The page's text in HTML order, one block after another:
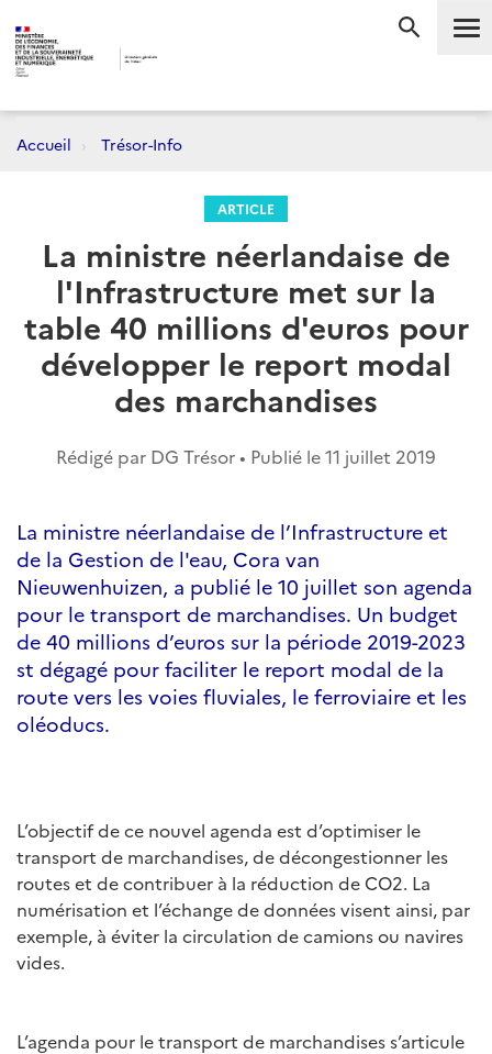
Accueil Trésor-Info
ARTICLE
La ministre néerlandaise de
l'Infrastructure met sur la
table 40 millions d'euros pour
développer le report modal
des marchandises
Rédigé par DG Trésor • Publié le11 juillet 2019
La ministre néerlandaise de l’Infrastructure et
de la Gestion de l'eau, Cora van
Nieuwenhuizen, a publié le 10 juillet son agenda
pour le transport de marchandises. Un budget
de 40 millions d’euros sur la période 2019-2023
st dégagé pour faciliter le report modal de la
route vers les voies fluviales, le ferroviaire et les
oléoducs.
L’objectif de ce nouvel agenda est d’optimiser le
transport de marchandises, de décongestionner les
routes et de contribuer à la réduction de CO2. La
numérisation et l’échange de données visent ainsi, par
exemple, à éviter la circulation de camions ou navires
vides.
L’agenda pour le transport de marchandises s’articule